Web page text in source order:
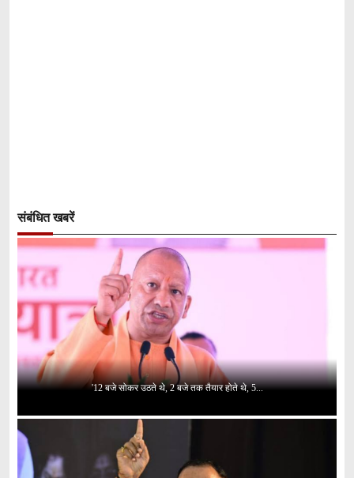
संबंधित खबरें
'12 बजे सोकर उठते थे, 2 बजे तक तैयार होते थे, 5...